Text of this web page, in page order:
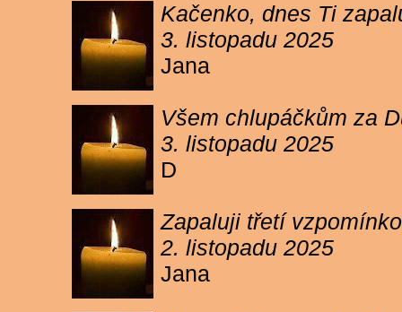
Kačenko, dnes Ti
3. listopadu 2025
Jana
Všem chlupáčkům za
3. listopadu 2025
D
Zapaluji třetí
2. listopadu 2025
Jana